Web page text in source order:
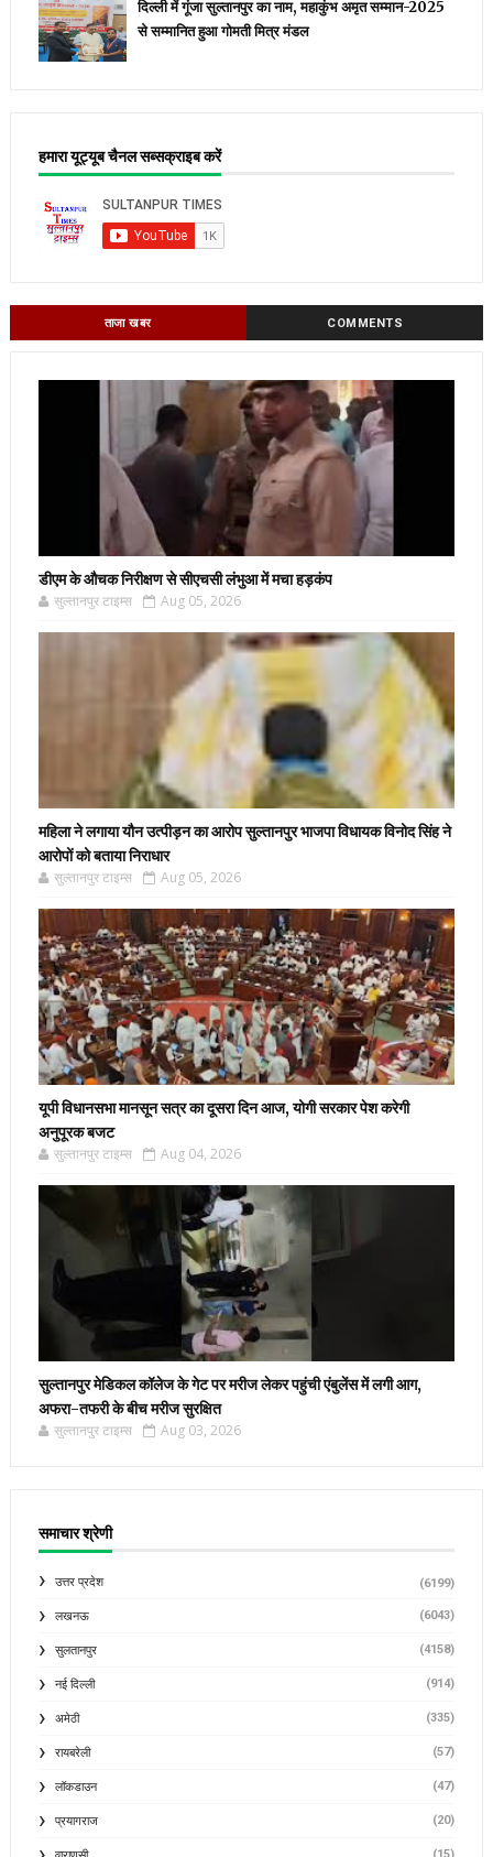
दिल्ली में गूंजा सुल्तानपुर का नाम, महाकुंभ अमृत सम्मान-2025
से सम्मानित हुआ गोमती मित्र मंडल
हमारा यूट्यूब चैनल सब्सक्राइब करें
ताजा खबर COMMENTS
डीएम के औचक निरीक्षण से सीएचसी लंभुआ में मचा हड़कंप
सुल्तानपुर टाइम्स Aug 05, 2026
महिला ने लगाया यौन उत्पीड़न का आरोप सुल्तानपुर भाजपा विधायक विनोद सिंह ने
आरोपों को बताया निराधार
सुल्तानपुर टाइम्स Aug 05, 2026
यूपी विधानसभा मानसून सत्र का दूसरा दिन आज, योगी सरकार पेश करेगी
अनुपूरक बजट
सुल्तानपुर टाइम्स Aug 04, 2026
सुल्तानपुर मेडिकल कॉलेज के गेट पर मरीज लेकर पहुंची एंबुलेंस में लगी आग,
अफरा-तफरी के बीच मरीज सुरक्षित
सुल्तानपुर टाइम्स Aug 03, 2026
समाचार श्रेणी
उत्तर प्रदेश (6199)
लखनऊ (6043)
सुलतानपुर (4158)
नई दिल्ली (914)
अमेठी (335)
रायबरेली (57)
लॉकडाउन (47)
प्रयागराज (20)
(15)